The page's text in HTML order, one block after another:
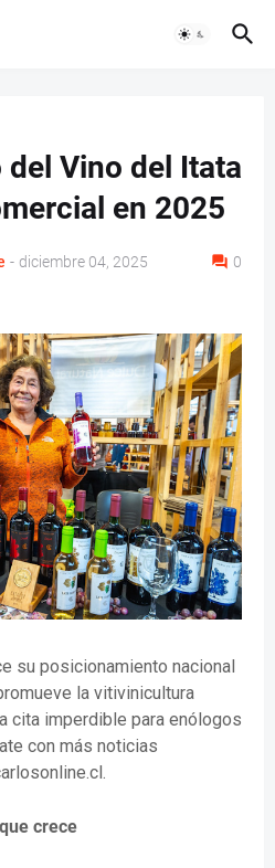
del Vino del Itata
en 2025
- diciembre 04, 2025 0
su posicionamiento nacional
la vitivinicultura
cita imperdible para enólogos
con más noticias
crece